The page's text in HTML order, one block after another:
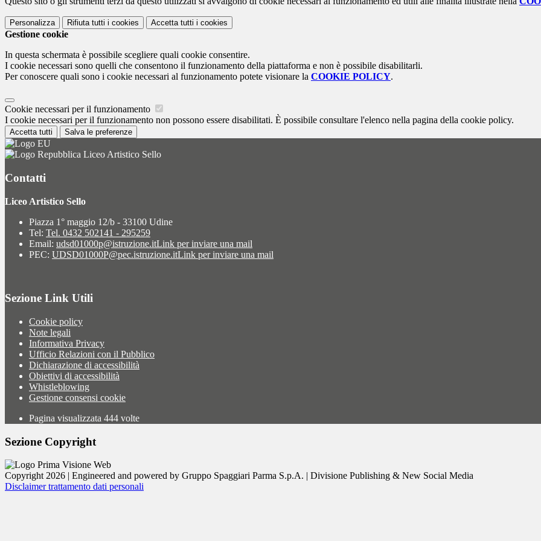
Personalizza Rifiuta tutti i cookies Accetta tutti i cookies
Gestione cookie
In questa schermata è possibile scegliere quali cookie consentire.
I cookie necessari sono quelli che consentono il funzionamento della piattaforma e non è possibile disabilitarli.
Per conoscere quali sono i cookie necessari al funzionamento potete visionare la COOKIE POLICY.
Cookie necessari per il funzionamento
I cookie necessari per il funzionamento non possono essere disabilitati. È possibile consultare l'elenco nella pagina della cookie policy.
Accetta tutti Salva le preferenze
Liceo Artistico Sello
Contatti
Liceo Artistico Sello
Piazza 1° maggio 12/b - 33100 Udine
Tel: Tel. 0432 502141 - 295259
Email: udsd01000p@istruzione.itLink per inviare una mail
PEC: UDSD01000P@pec.istruzione.itLink per inviare una mail
Sezione Link Utili
Cookie policy
Note legali
Informativa Privacy
Ufficio Relazioni con il Pubblico
Dichiarazione di accessibilità
Obiettivi di accessibilità
Whistleblowing
Gestione consensi cookie
Pagina visualizzata 444 volte
Sezione Copyright
Copyright 2026 | Engineered and powered by Gruppo Spaggiari Parma S.p.A. | Divisione Publishing & New Social Media
Disclaimer trattamento dati personali